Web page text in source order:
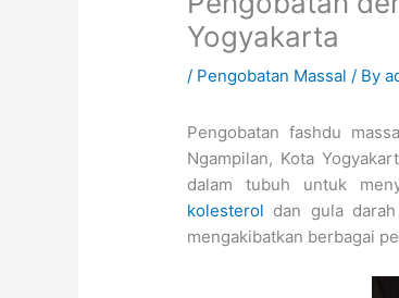
Yogyakarta
/ Pengobatan Massal / By
Pengobatan fashdu
Ngampilan, Kota
dalam tubuh untuk
kolesterol dan gula
mengakibatkan berbagai